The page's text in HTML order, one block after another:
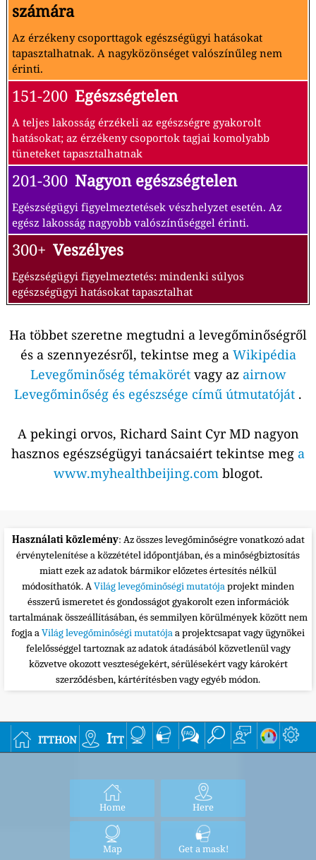
számára
Az érzékeny csoporttagok egészségügyi hatásokat
tapasztalhatnak. A nagyközönséget valószínűleg nem
érinti.
151-200 Egészségtelen
A teljes lakosság érzékeli az egészségre gyakorolt
hatásokat; az érzékeny csoportok tagjai komolyabb
tüneteket tapasztalhatnak
201-300 Nagyon egészségtelen
Egészségügyi figyelmeztetések vészhelyzet esetén. Az
egész lakosság nagyobb valószínűséggel érinti.
300+ Veszélyes
Egészségügyi figyelmeztetés: mindenki súlyos
egészségügyi hatásokat tapasztalhat
Ha többet szeretne megtudni a levegőminőségről
és a szennyezésről, tekintse meg a Wikipédia
Levegőminőség témakörétvagy az airnow
Levegőminőség és egészsége című útmutatóját .
A pekingi orvos, Richard Saint Cyr MD nagyon
hasznos egészségügyi tanácsaiért tekintse meg a
www.myhealthbeijing.comblogot.
Használati közlemény: Az összes levegőminőségre vonatkozó adat
érvénytelenítése a közzététel időpontjában, és a minőségbiztosítás
miatt ezek az adatok bármikor előzetes értesítés nélkül
módosíthatók. AVilág levegőminőségi mutatójaprojekt minden
ésszerű ismeretet és gondosságot gyakorolt ezen információk
tartalmának összeállításában, és semmilyen körülmények között nem
fogja aVilág levegőminőségi mutatójaa projektcsapat vagy ügynökei
felelősséggel tartoznak az adatok átadásából közvetlenül vagy
közvetve okozott veszteségekért, sérülésekért vagy károkért
szerződésben, kártérítésben vagy egyéb módon.
itthon Itt
Home Here
Map Get a mask!